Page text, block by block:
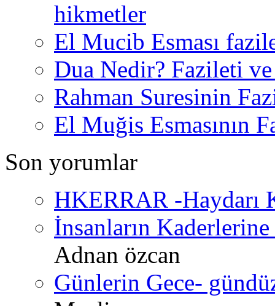
hikmetler
El Mucib Esması
Dua Nedir? Fazileti
Rahman Suresinin
El Muğis Esmasının
Son yorumlar
HKERRAR -Haydarı
İnsanların
Adnan özcan
Günlerin Gece-